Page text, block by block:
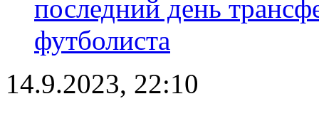
последний день
футболиста
14.9.2023, 22:10